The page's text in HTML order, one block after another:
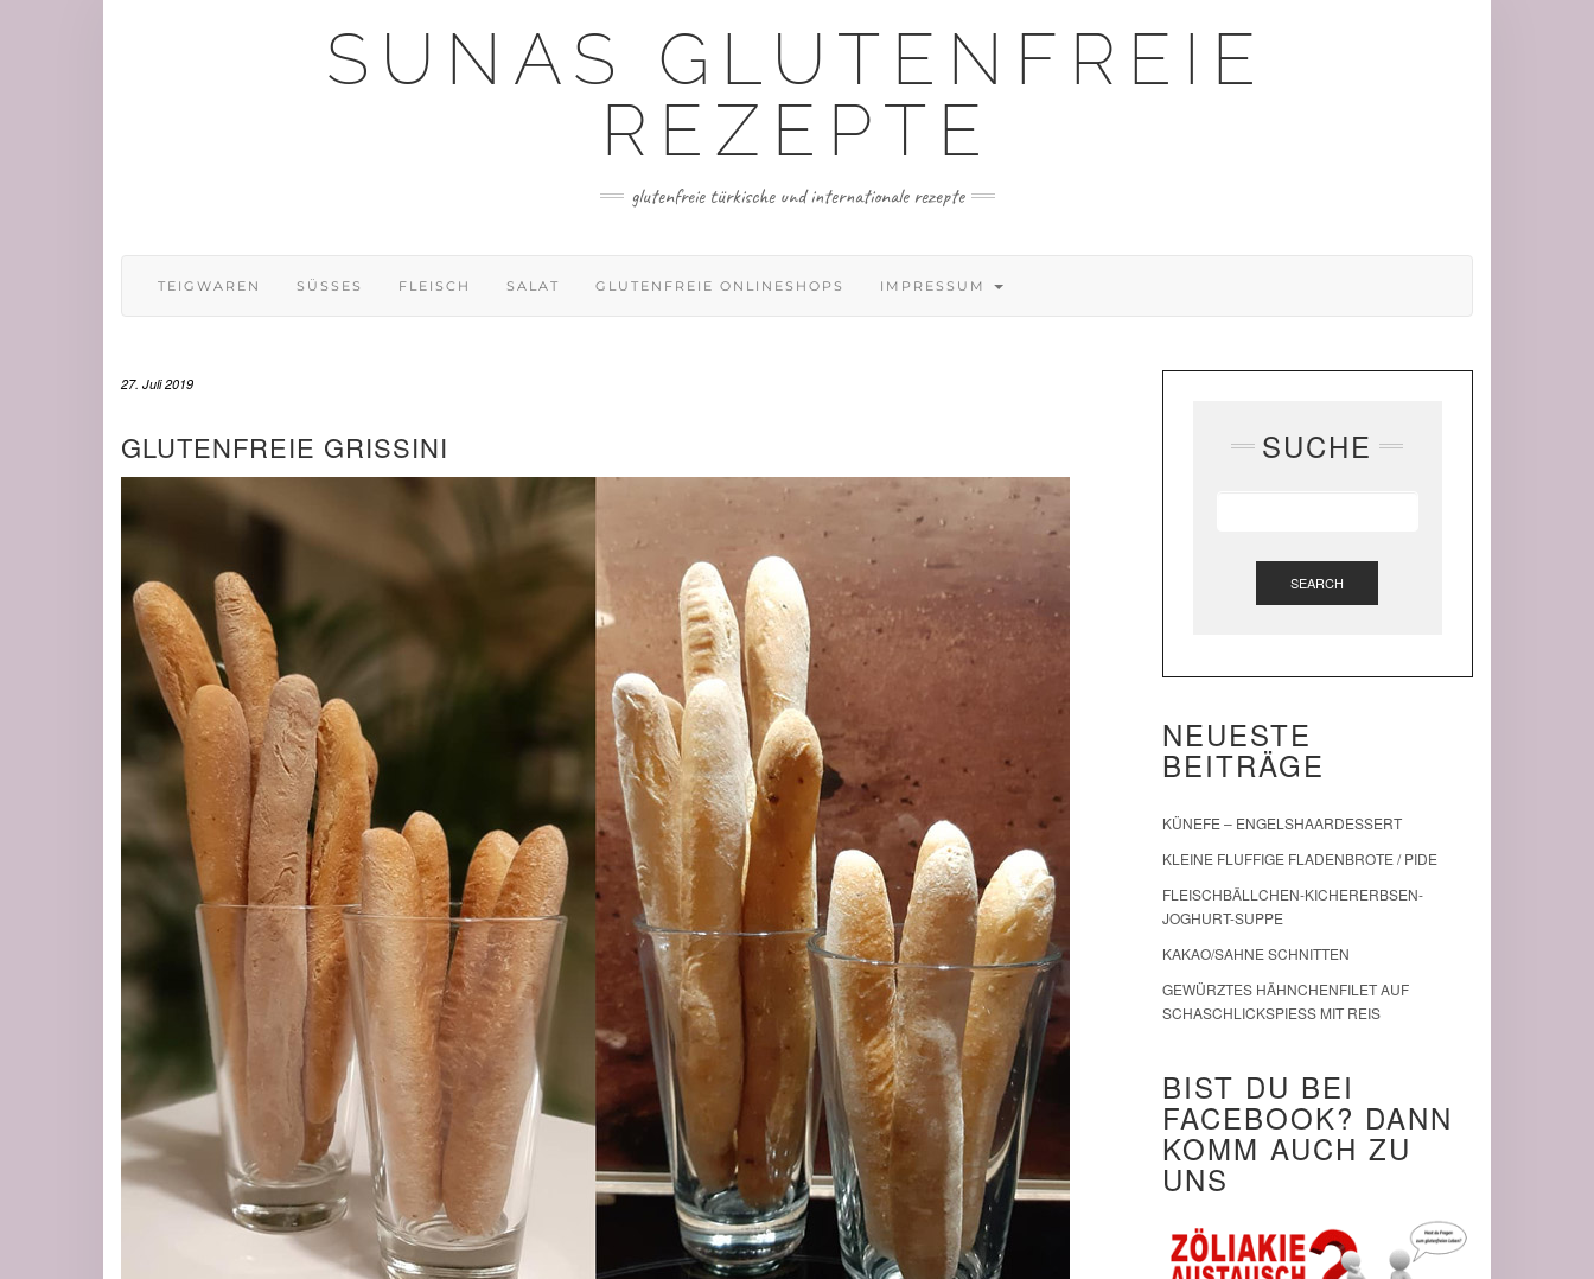
SUNAS GLUTENFREIE
REZEPTE
glutenfreie türkische und internationale rezepte
TEIGWAREN SÜSSES FLEISCH SALAT GLUTENFREIE ONLINESHOPS IMPRESSUM
27. Juli 2019
GLUTENFREIE GRISSINI SUCHE
SEARCH
NEUESTE
BEITRÄGE
KÜNEFE – ENGELSHAARDESSERT
KLEINE FLUFFIGE FLADENBROTE / PIDE
FLEISCHBÄLLCHEN-KICHERERBSEN-
JOGHURT-SUPPE
KAKAO/SAHNE SCHNITTEN
GEWÜRZTES HÄHNCHENFILET AUF
SCHASCHLICKSPIESS MIT REIS
BIST DU BEI
FACEBOOK? DANN
KOMM AUCH ZU
UNS